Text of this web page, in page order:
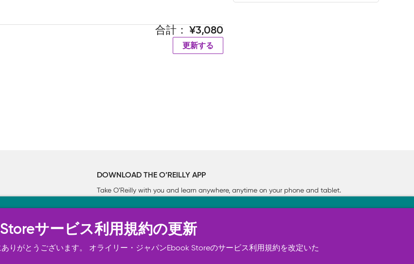
合計 3,080
更新する
DOWNLOAD THE O’REILLY APP
Take O’Reilly with you and learn anywhere, anytime on your phone and tablet.
機能するためにいくつかの Cookie を必要とします（必須）。 このほか、サイト使用状
上、広告宣伝のために、お客様の同意を得て、その他の Cookie を使用することがありま
サービス利用規約の更新
りがとうございます。 オライリー・ジャパンEbook Storeのサービス利用規約を改定いた